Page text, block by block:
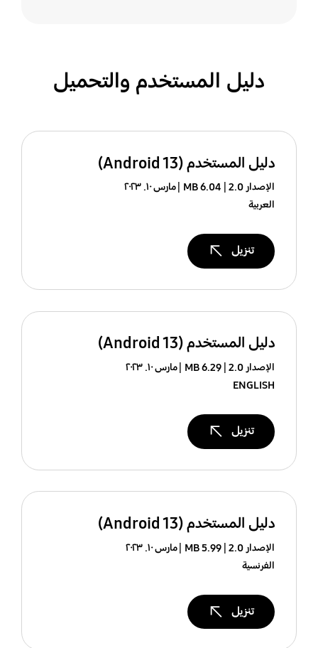
دليل المستخدم والتحميل
دليل المستخدم (Android 13)
الإصدار 2.0 6.04 MB
مارس ١٠. ٢٠٢٣
العربية
تنزيل
دليل المستخدم (Android 13)
الإصدار 2.0 6.29 MB
مارس ١٠. ٢٠٢٣
ENGLISH
تنزيل
دليل المستخدم (Android 13)
الإصدار 2.0 5.99 MB
مارس ١٠. ٢٠٢٣
الفرنسية
تنزيل